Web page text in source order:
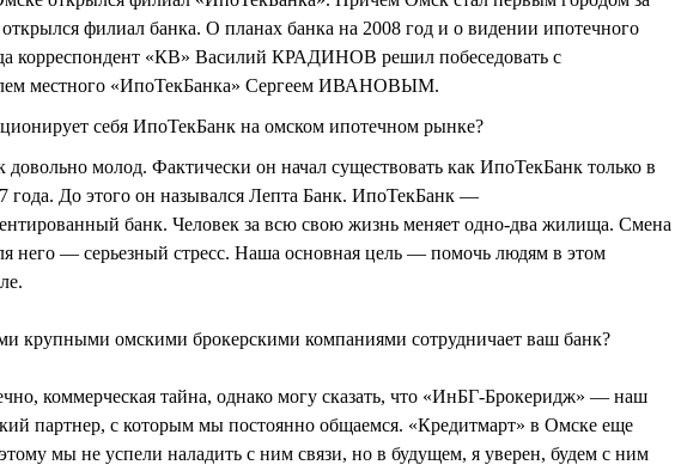
филиал банка. О планах банка на 2008 год и о видении ипотечного
корреспондент «КВ» Василий КРАДИНОВ решил побеседовать с
местного «ИпоТекБанка» Сергеем ИВАНОВЫМ.
себя ИпоТекБанк на омском ипотечном рынке?
молод. Фактически он начал существовать как ИпоТекБанк только в
года. До этого он назывался Лепта Банк. ИпоТекБанк —
банк. Человек за всю свою жизнь меняет одно-два жилища. Смена
него — серьезный стресс. Наша основная цель — помочь людям в этом
крупными омскими брокерскими компаниями сотрудничает ваш банк?
коммерческая тайна, однако могу сказать, что «ИнБГ-Брокеридж» — наш
партнер, с которым мы постоянно общаемся. «Кредитмарт» в Омске еще
мы не успели наладить с ним связи, но в будущем, я уверен, будем с ним